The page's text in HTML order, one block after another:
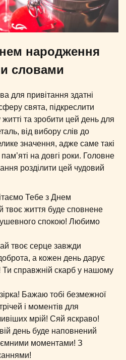
народження
словами
для привітання здатні
свята, підкреслити
та зробити цей день для
від вибору слів до
значення, адже саме такі
на довгі роки. Головне
розділити цей чудовий
Тебе з Днем
життя буде сповнене
спокою! Любимо
твоє серце завжди
а кожен день дарує
Ти справжній скарб у нашому
Бажаю тобі безмежної
і моментів для
мрій! Сяй яскраво!
день буде наповнений
моментами! З